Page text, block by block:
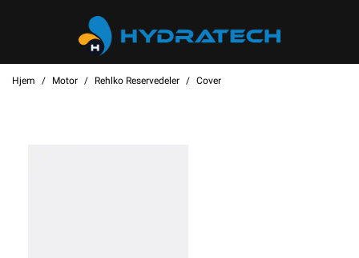
Hjem Motor Rehlko Reservedeler Cover